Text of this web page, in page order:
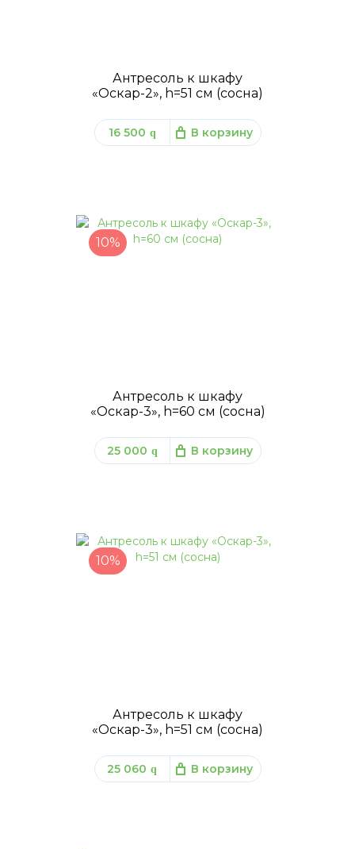
Антресоль к шкафу
«Оскар-2», h=51 см (сосна)
16 500 q В корзину
10%
Антресоль к шкафу
«Оскар-3», h=60 см (сосна)
25 000 q В корзину
10%
Антресоль к шкафу
«Оскар-3», h=51 см (сосна)
25 060 q В корзину